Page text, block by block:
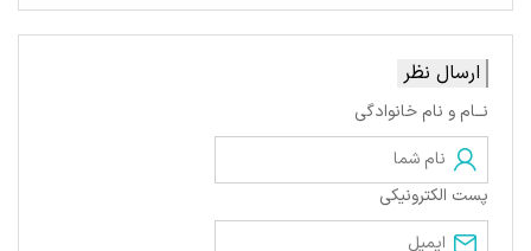
ارسال نظر
نــام و نام خانوادگی
پست الکترونیکی